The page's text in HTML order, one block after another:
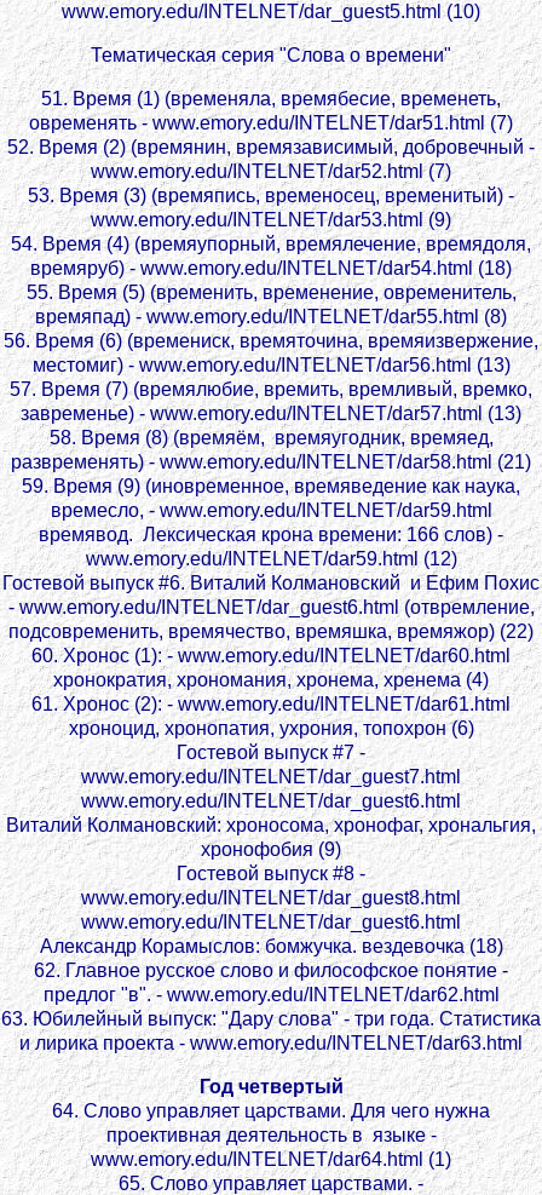
www.emory.edu/INTELNET/dar_guest5.html (10)
Тематическая серия "Слова о времени"
51. Время (1) (временяла, времябесие, временеть,
овременять - www.emory.edu/INTELNET/dar51.html (7)
52. Время (2) (времянин, времязависимый, добровечный -
www.emory.edu/INTELNET/dar52.html (7)
53. Время (3) (времяпись, временосец, временитый) -
www.emory.edu/INTELNET/dar53.html (9)
54. Время (4) (времяупорный, времялечение, времядоля,
времяруб) - www.emory.edu/INTELNET/dar54.html (18)
55. Время (5) (временить, временение, овременитель,
времяпад) - www.emory.edu/INTELNET/dar55.html (8)
56. Время (6) (времениск, времяточина, времяизвержение,
местомиг) - www.emory.edu/INTELNET/dar56.html (13)
57. Время (7) (времялюбие, времить, времливый, времко,
завременье) - www.emory.edu/INTELNET/dar57.html (13)
58. Время (8) (времяём, времяугодник, времяед,
развременять) - www.emory.edu/INTELNET/dar58.html (21)
59. Время (9) (иновременное, времяведение как наука,
времесло, - www.emory.edu/INTELNET/dar59.html
времявод. Лексическая крона времени: 166 слов) -
www.emory.edu/INTELNET/dar59.html (12)
Гостевой выпуск #6. Виталий Колмановский и Ефим Похис
- www.emory.edu/INTELNET/dar_guest6.html (отвремление,
подсовременить, времячество, времяшка, времяжор) (22)
60. Хронос (1): - www.emory.edu/INTELNET/dar60.html
хронокрaтия, хрономaния, хронeма, хренeма (4)
61. Хронос (2): - www.emory.edu/INTELNET/dar61.html
хроноцид, хронопaтия, ухрoния, топохрoн (6)
Гостевой выпуск #7 -
www.emory.edu/INTELNET/dar_guest7.html
www.emory.edu/INTELNET/dar_guest6.html
Виталий Колмановский: хроносома, хронофаг, хрональгия,
хронофобия (9)
Гостевой выпуск #8 -
www.emory.edu/INTELNET/dar_guest8.html
www.emory.edu/INTELNET/dar_guest6.html
Александр Корамыслов: бомжучка. вездевочка (18)
62. Главное русское слово и философское понятие -
предлог "в". - www.emory.edu/INTELNET/dar62.html
63. Юбилейный выпуск: "Дару слова" - три года. Статистика
и лирика проекта - www.emory.edu/INTELNET/dar63.html
Год четвертый
64. Слово упрaвляет царствами. Для чего нужна
проективная деятельность в языке -
www.emory.edu/INTELNET/dar64.html (1)
65. Слово упрaвляет царствами. -